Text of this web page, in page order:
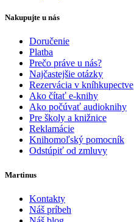
Nakupujte u nás
Doručenie
Platba
Prečo práve u nás?
Najčastejšie otázky
Rezervácia v kníhkupectve
Ako čítať e-knihy
Ako počúvať audioknihy
Pre školy a knižnice
Reklamácie
Knihomoľský pomocník
Odstúpiť od zmluvy
Martinus
Kontakty
Náš príbeh